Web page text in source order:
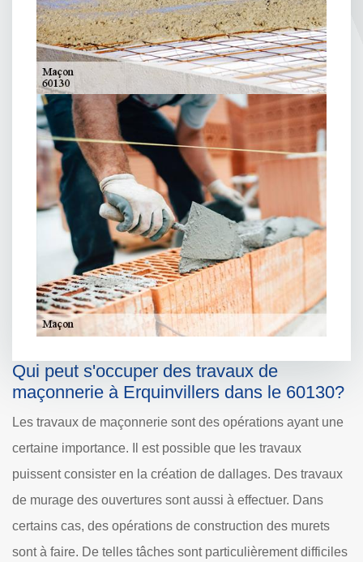
Qui peut s'occuper des travaux de
maçonnerie à Erquinvillers dans le 60130?
Les travaux de maçonnerie sont des opérations ayant une
certaine importance. Il est possible que les travaux
puissent consister en la création de dallages. Des travaux
de murage des ouvertures sont aussi à effectuer. Dans
certains cas, des opérations de construction des murets
sont à faire. De telles tâches sont particulièrement difficiles